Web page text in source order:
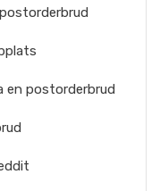
postorderbrud